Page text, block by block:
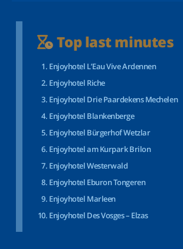
Top last minutes
Enjoyhotel L’Eau Vive Ardennen
Enjoyhotel Riche
Enjoyhotel Drie Paardekens Mechelen
Enjoyhotel Blankenberge
Enjoyhotel Bürgerhof Wetzlar
Enjoyhotel am Kurpark Brilon
Enjoyhotel Westerwald
Enjoyhotel Eburon Tongeren
Enjoyhotel Marleen
Enjoyhotel Des Vosges – Elzas